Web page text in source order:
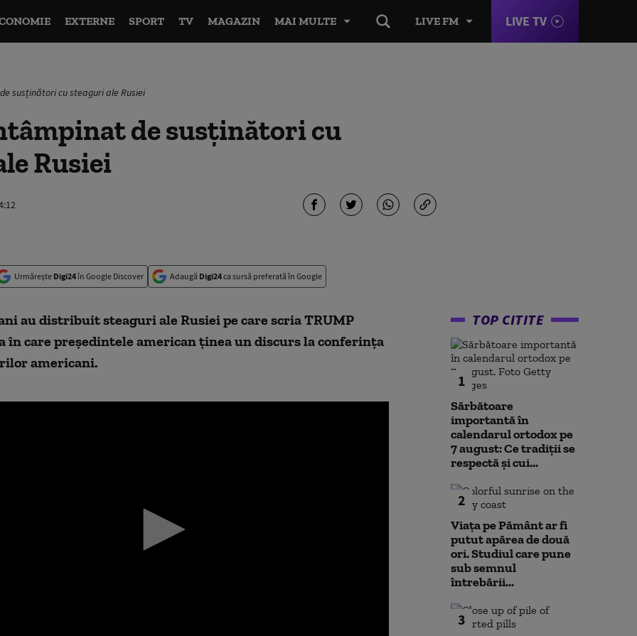
LIVE FM LIVE TV
EXTERNE SPORT TV MAGAZIN MAI MULTE
susținători cu steaguri ale Rusiei
de susținători cu
Rusiei
Urmărește Digi24în Google Discover Adaugă Digi24ca sursă preferată în Google
au distribuit steaguri ale Rusiei pe care scria TRUMP
în care preşedintele american ţinea un discurs la conferinţa
americani.
TOP CITITE
1
Sărbătoare
importantă în
calendarul ortodox pe
7 august: Ce tradiții se
respectă și cui...
2
Viața pe Pământ ar fi
putut apărea de două
ori. Studiul care pune
sub semnul
întrebării...
3